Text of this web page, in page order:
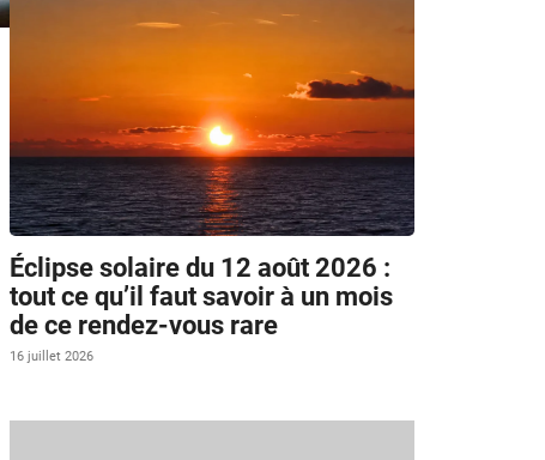
Éclipse solaire du 12 août 2026 :
tout ce qu’il faut savoir à un mois
de ce rendez-vous rare
16 juillet 2026